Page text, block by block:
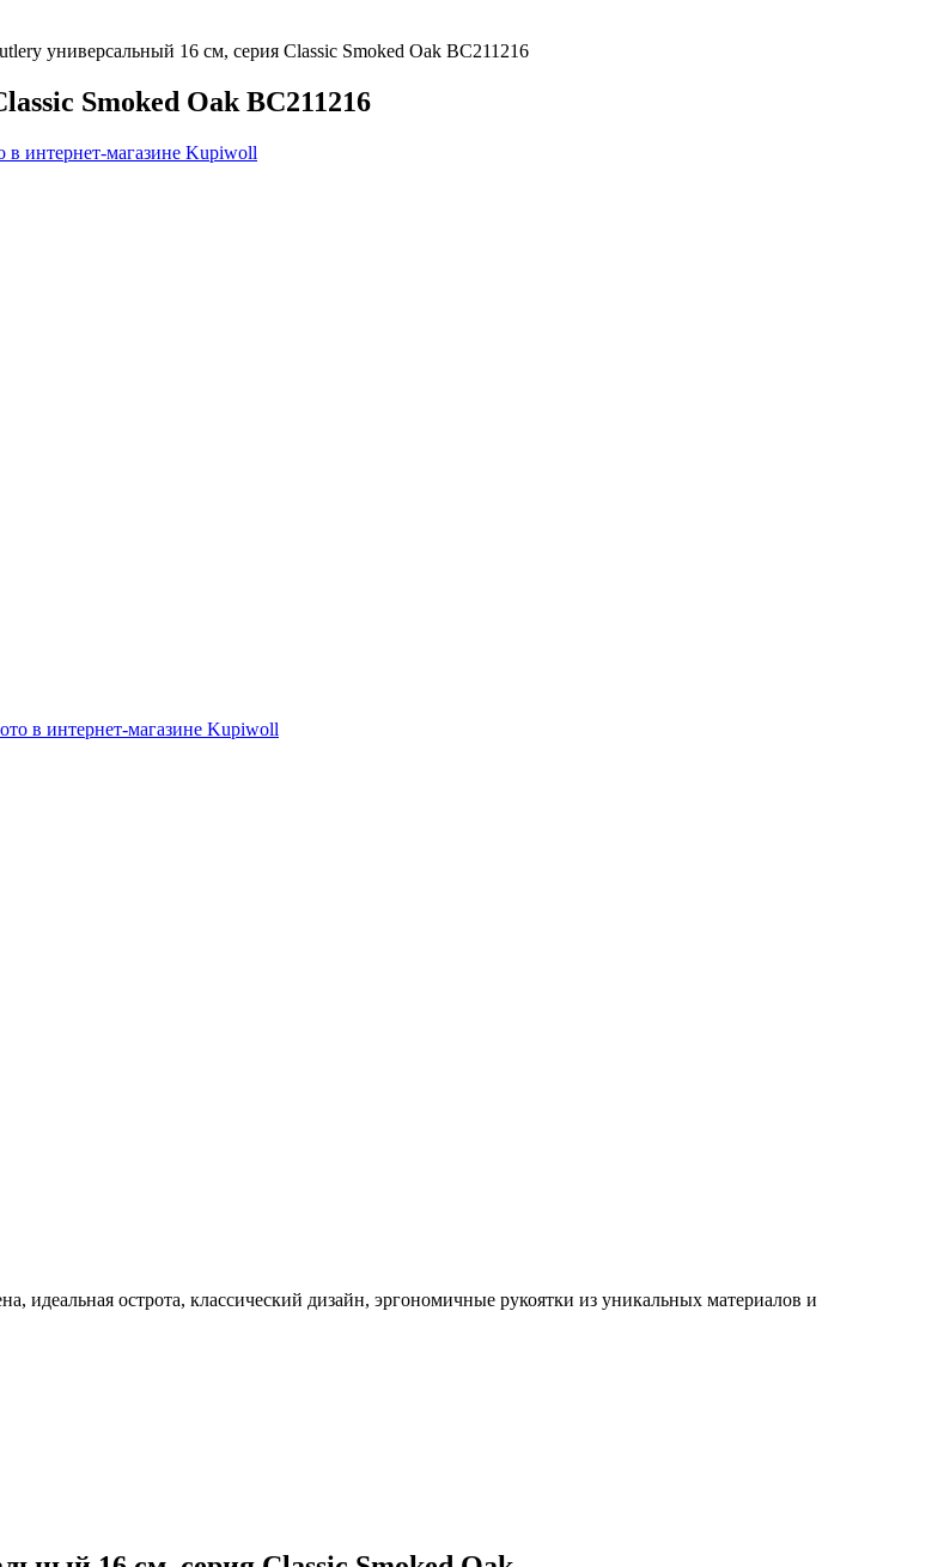
универсальный 16 см, серия Classic Smoked Oak BC211216
Smoked Oak BC211216
острота, классический дизайн, эргономичные рукоятки из уникальных материалов и